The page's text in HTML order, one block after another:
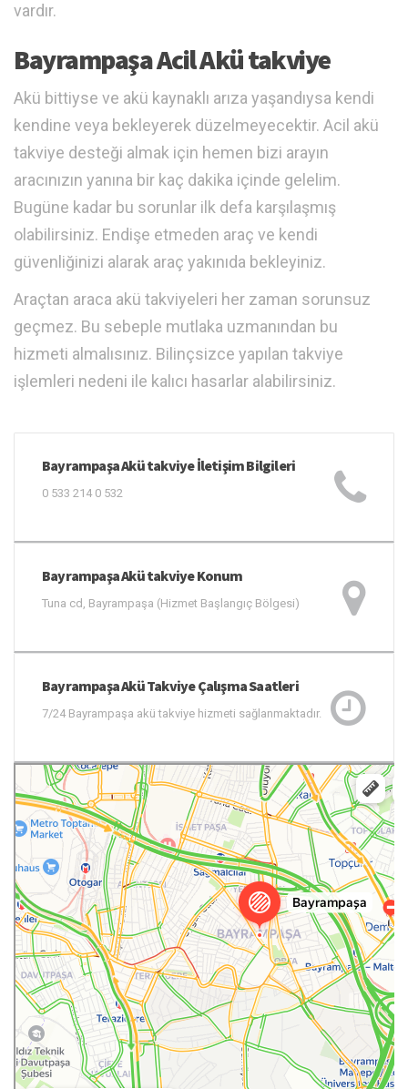
vardır.
Bayrampaşa Acil Akü takviye
Akü bittiyse ve akü kaynaklı arıza yaşandıysa kendi
kendine veya bekleyerek düzelmeyecektir. Acil akü
takviye desteği almak için hemen bizi arayın
aracınızın yanına bir kaç dakika içinde gelelim.
Bugüne kadar bu sorunlar ilk defa karşılaşmış
olabilirsiniz. Endişe etmeden araç ve kendi
güvenliğinizi alarak araç yakınıda bekleyiniz.
Araçtan araca akü takviyeleri her zaman sorunsuz
geçmez. Bu sebeple mutlaka uzmanından bu
hizmeti almalısınız. Bilinçsizce yapılan takviye
işlemleri nedeni ile kalıcı hasarlar alabilirsiniz.
Bayrampaşa Akü takviye İletişim Bilgileri
0 533 214 0 532
Bayrampaşa Akü takviye Konum
Tuna cd, Bayrampaşa (Hizmet Başlangıç Bölgesi)
Bayrampaşa Akü Takviye Çalışma Saatleri
7/24 Bayrampaşa akü takviye hizmeti sağlanmaktadır.
Bayrampaşa
Canlı Yol Durumu — Yandex.Haritalar